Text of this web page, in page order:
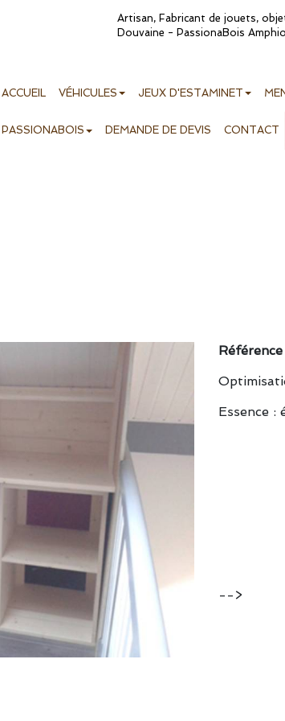
Artisan, Fabricant de jouets,
Douvaine - PassionaBois
ACCUEIL VÉHICULES JEUX D'ESTAMINET
PASSIONABOIS DEMANDE DE DEVIS CONTACT
Essence :
-->